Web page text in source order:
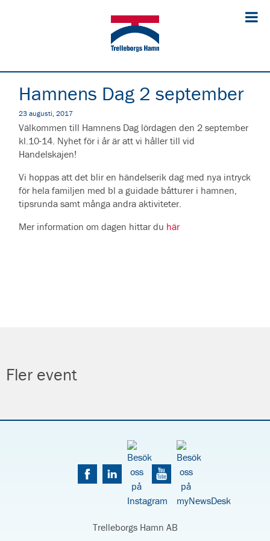
Fler event
Hamnens Dag 2 september
23 augusti, 2017
Välkommen till Hamnens Dag lördagen den 2 september
kl.10-14. Nyhet för i år är att vi håller till vid
Handelskajen!
Vi hoppas att det blir en händelserik dag med nya intryck
för hela familjen med bl a guidade båtturer i hamnen,
tipsrunda samt många andra aktiviteter.
Mer information om dagen hittar du här
Trelleborgs Hamn AB